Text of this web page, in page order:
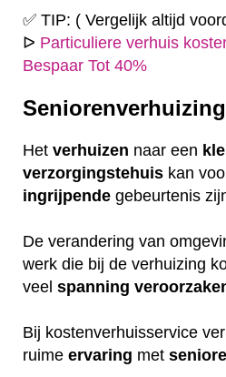
✅ TIP: ( Vergelijk altijd
ᐅ Particuliere verhuis
Bespaar Tot 40%
Het verhuizen naar een
verzorgingstehuis kan
ingrijpende gebeurtenis
De verandering van
werk die bij de verhuizing
veel spanning
Bij kostenverhuisservice
ruime ervaring met